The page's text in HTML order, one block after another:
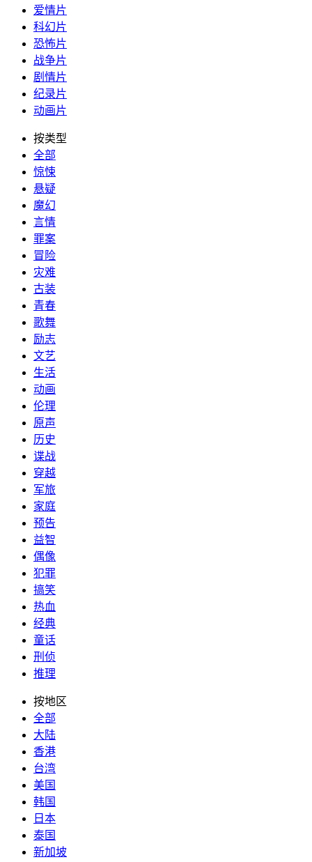
爱情片
科幻片
恐怖片
战争片
剧情片
纪录片
动画片
按类型
全部
惊悚
悬疑
魔幻
言情
罪案
冒险
灾难
古装
青春
歌舞
励志
文艺
生活
动画
伦理
原声
历史
谍战
穿越
军旅
家庭
预告
益智
偶像
犯罪
搞笑
热血
经典
童话
刑侦
推理
按地区
全部
大陆
香港
台湾
美国
韩国
日本
泰国
新加坡